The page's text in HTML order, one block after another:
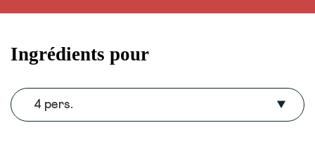
Ingrédients pour
4 pers.